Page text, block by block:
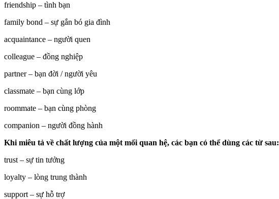
friendship – tình bạn
family bond – sự gắn bó gia đình
acquaintance – người quen
colleague – đồng nghiệp
partner – bạn đời / người yêu
classmate – bạn cùng lớp
roommate – bạn cùng phòng
companion – người đồng hành
Khi miêu tả về chất lượng của một mối quan hệ, các bạn có thể dùng các từ sau:
trust – sự tin tưởng
loyalty – lòng trung thành
support – sự hỗ trợ